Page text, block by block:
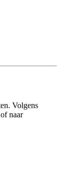
Volgens
of naar